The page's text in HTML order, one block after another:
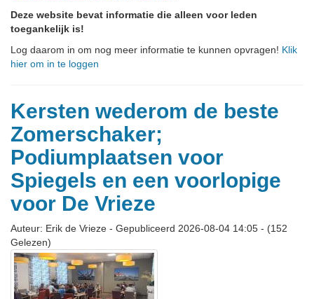
Deze website bevat informatie die alleen voor leden
toegankelijk is!
Log daarom in om nog meer informatie te kunnen opvragen! Klik
hier om in te loggen
Kersten wederom de beste
Zomerschaker;
Podiumplaatsen voor
Spiegels en een voorlopige
voor De Vrieze
Auteur: Erik de Vrieze - Gepubliceerd 2026-08-04 14:05 - (152
Gelezen)